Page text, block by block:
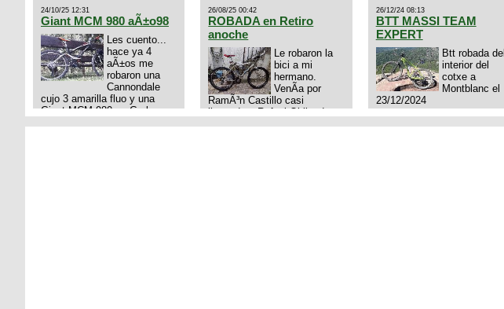
24/10/25 12:31
Giant MCM 980 aÃ±o98
Les cuento...
hace ya 4
aÃ±os me
robaron una
Cannondale
cujo 3 amarilla fluo y una
Giant MCM 980 en Gral
26/08/25 00:42
ROBADA en Retiro
anoche
Le robaron la
bici a mi
hermano.
VenÃ­a por
RamÃ³n Castillo casi
llegando a Rafael Obligado en
26/12/24 08:13
BTT MASSI TEAM
EXPERT
Btt robada del
interior del
cotxe a
Montblanc el
23/12/2024